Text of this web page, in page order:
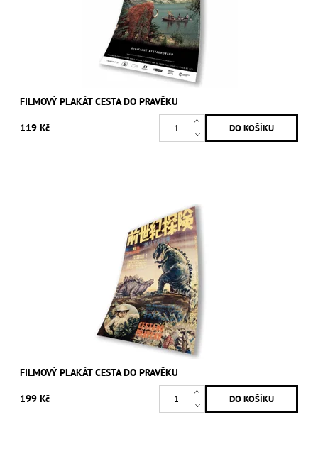
FILMOVÝ PLAKÁT CESTA DO PRAVĚKU
119 Kč
FILMOVÝ PLAKÁT CESTA DO PRAVĚKU
199 Kč